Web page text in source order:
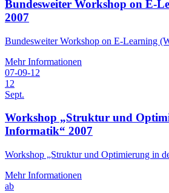
Bundesweiter Workshop on E-
2007
Bundesweiter Workshop on E-Learning
Mehr Informationen
07-09-12
12
Sept.
Workshop „Struktur und
Informatik“ 2007
Workshop „Struktur und Optimierung in
Mehr Informationen
ab